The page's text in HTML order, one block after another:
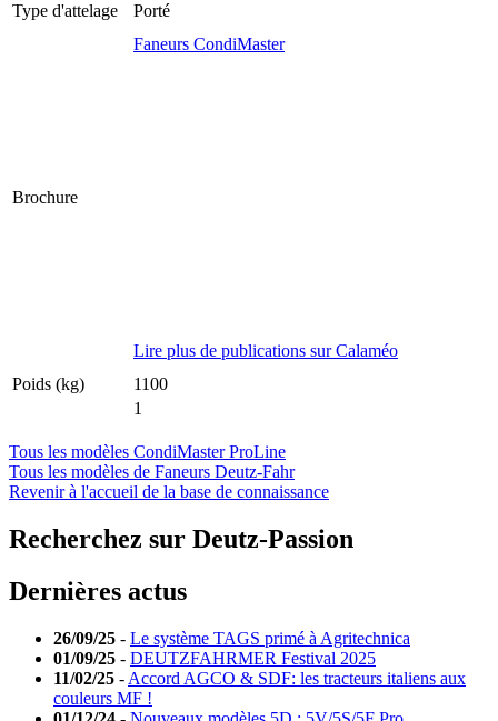
Type d'attelage
Porté
Brochure
Faneurs CondiMaster
Lire plus de publications sur Calaméo
Poids (kg)
1100
1
Tous les modèles CondiMaster ProLine
Tous les modèles de Faneurs Deutz-Fahr
Revenir à l'accueil de la base de connaissance
Recherchez sur Deutz-Passion
Dernières actus
26/09/25 - Le système TAGS primé à Agritechnica
01/09/25 - DEUTZFAHRMER Festival 2025
11/02/25 - Accord AGCO & SDF: les tracteurs italiens aux
couleurs MF !